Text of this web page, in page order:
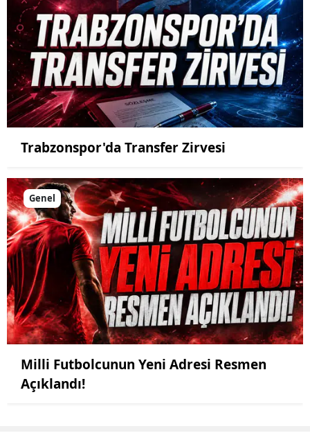
Trabzonspor'da Transfer Zirvesi
Genel
Milli Futbolcunun Yeni Adresi Resmen
Açıklandı!